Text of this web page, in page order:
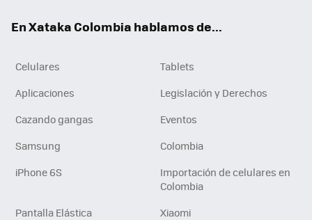
En Xataka Colombia hablamos de...
Celulares
Tablets
Aplicaciones
Legislación y Derechos
Cazando gangas
Eventos
Samsung
Colombia
iPhone 6S
Importación de celulares en
Colombia
Pantalla Elástica
Xiaomi